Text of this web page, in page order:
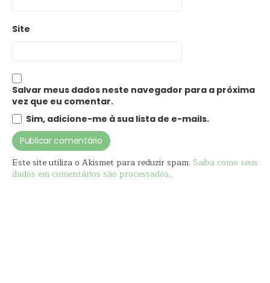
Site
Salvar meus dados neste navegador para a próxima
vez que eu comentar.
Sim, adicione-me à sua lista de e-mails.
Este site utiliza o Akismet para reduzir spam. Saiba como seus
dados em comentários são processados.